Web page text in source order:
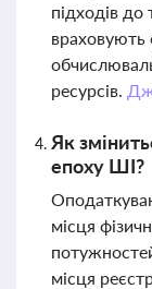
підходів до
враховують
ресурсів.
Як
епоху ШІ?
місця
місця